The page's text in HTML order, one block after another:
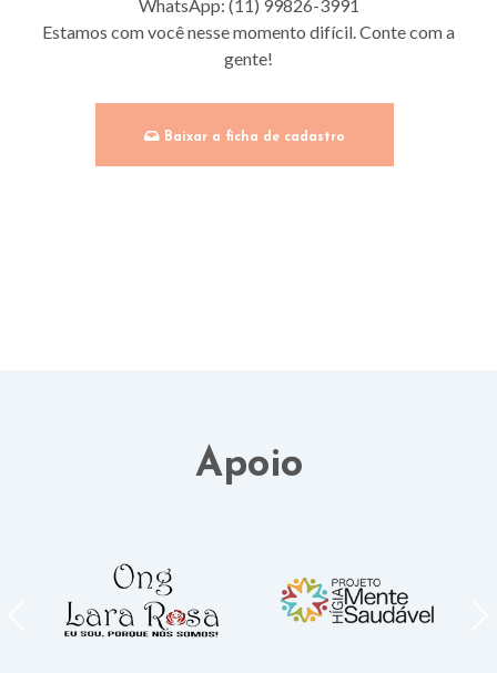
WhatsApp: (11) 99826-3991
Estamos com você nesse momento difícil. Conte com a
gente!
Baixar a ficha de cadastro
Apoio